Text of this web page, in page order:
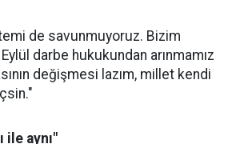
de savunmuyoruz. Bizim
darbe hukukundan arınmamız
değişmesi lazım, millet kendi
ile aynı"